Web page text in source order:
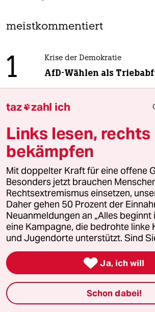
meistkommentiert
1 Krise der Demokratie
AfD-Wählen als
2 Zur Freude der
3 Stressbedingte Ausfälle
Ungesunde Arbeitswelt
4 FDP-Chef Kubicki über seine
„Wie Sie sehen, lebe ich“
5 Die Briten nennen es
taz zahl ich
Links lesen, rechts
bekämpfen
Mit doppelter Kraft für eine offene
Besonders jetzt brauchen
Rechtsextremismus einsetzen,
Daher gehen 50 Prozent der
Neuanmeldungen an „Alles beginnt
eine Kampagne, die bedrohte linke
und Jugendorte unterstützt. Sind
 Ja, ich will
Schon dabei!